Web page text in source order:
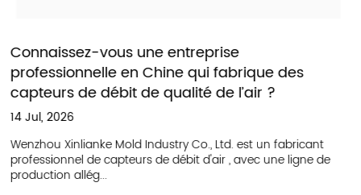
des
fabricant
ligne de
Systèmes de production en usine
débitmètres d'air intérieurs
Que produit une usine de débitmètres d'air Un
débitmètre d'air fabrique des appareils
le vo...